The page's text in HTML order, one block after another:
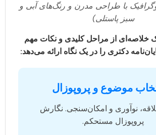
با طراحی مدرن و رنگ‌های آبی و
سبز پاستلی)
خلاصه‌ای از مراحل کلیدی و نکات مهم
دکتری را در یک نگاه ارائه می‌دهد:
نوآوری و امکان‌سنجی. نگارش
پروپوزال مستحکم.